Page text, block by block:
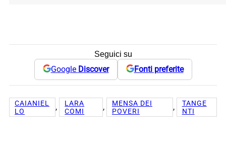
Seguici su
Google Discover Fonti preferite
CAIANIEL
LO
,
LARA
COMI
,
MENSA DEI
POVERI
,
TANGE
NTI